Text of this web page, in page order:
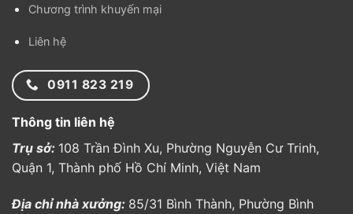
Chương trình khuyến mại
Liên hệ
0911 823 219
Thông tin liên hệ
Trụ sở: 108 Trần Đình Xu, Phường Nguyễn Cư Trinh,
Quận 1, Thành phố Hồ Chí Minh, Việt Nam
Địa chỉ nhà xưởng: 85/31 Bình Thành, Phường Bình